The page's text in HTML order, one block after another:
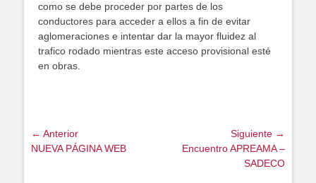
como se debe proceder por partes de los
conductores para acceder a ellos a fin de evitar
aglomeraciones e intentar dar la mayor fluidez al
trafico rodado mientras este acceso provisional esté
en obras.
Navegación
de
← Anterior
Publicación
NUEVA PÁGINA WEB
Siguiente →
SiguienteEncuentro APREAMA –
SADECO